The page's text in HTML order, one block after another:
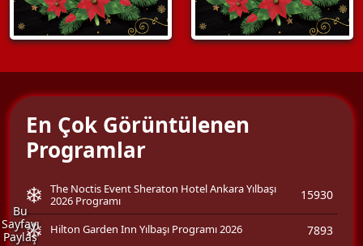
Bu
Sayfayı
Paylaş
En Çok Görüntülenen
Programlar
The Noctis Event Sheraton Hotel Ankara Yılbaşı
2026 Programı
15930
Hilton Garden Inn Yılbaşı Programı 2026 7893